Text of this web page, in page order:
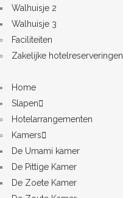
Walhuisje 2
Walhuisje 3
Faciliteiten
Zakelijke hotelreserveringen
Home
Slapen
Hotelarrangementen
Kamers
De Umami kamer
De Pittige Kamer
De Zoete Kamer